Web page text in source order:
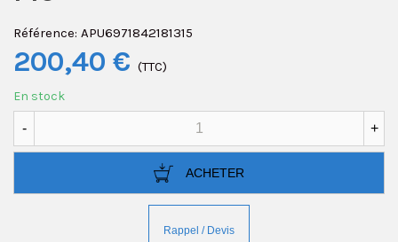
Référence: APU6971842181315
200,40 € (TTC)
En stock
- +
ACHETER